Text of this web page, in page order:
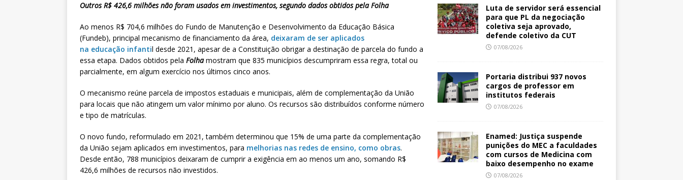
Outros R$ 426,6 milhões não foram usados em investimentos, segundo dados obtidos pela Folha
Ao menos R$ 704,6 milhões do Fundo de Manutenção e Desenvolvimento da Educação Básica
(Fundeb), principal mecanismo de financiamento da área, deixaram de ser aplicados
na educação infantil desde 2021, apesar de a Constituição obrigar a destinação de parcela do fundo a
essa etapa. Dados obtidos pela Folha mostram que 835 municípios descumpriram essa regra, total ou
parcialmente, em algum exercício nos últimos cinco anos.
O mecanismo reúne parcela de impostos estaduais e municipais, além de complementação da União
para locais que não atingem um valor mínimo por aluno. Os recursos são distribuídos conforme número
e tipo de matrículas.
O novo fundo, reformulado em 2021, também determinou que 15% de uma parte da complementação
da União sejam aplicados em investimentos, para melhorias nas redes de ensino, como obras.
Desde então, 788 municípios deixaram de cumprir a exigência em ao menos um ano, somando R$
426,6 milhões de recursos não investidos.
Luta de servidor será essencial
para que PL da negociação
coletiva seja aprovado,
defende coletivo da CUT
07/08/2026
Portaria distribui 937 novos
cargos de professor em
institutos federais
07/08/2026
Enamed: Justiça suspende
punições do MEC a faculdades
com cursos de Medicina com
baixo desempenho no exame
07/08/2026